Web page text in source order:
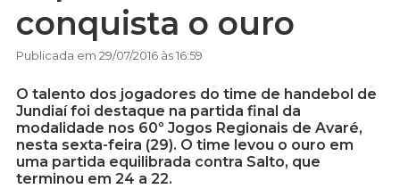
conquista o ouro
Publicada em 29/07/2016 às 16:59
O talento dos jogadores do time de handebol de
Jundiaí foi destaque na partida final da
modalidade nos 60º Jogos Regionais de Avaré,
nesta sexta-feira (29). O time levou o ouro em
uma partida equilibrada contra Salto, que
terminou em 24 a 22.